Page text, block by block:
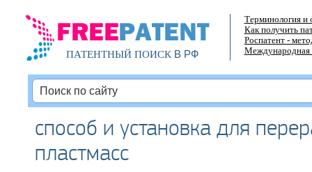
ПАТЕНТНЫЙ ПОИСКВ РФ
Терминология и
Как получить
Роспатент -
Международная
способ и установка для
пластмасс